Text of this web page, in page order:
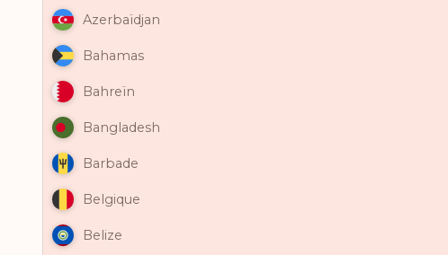
Azerbaïdjan
Bahamas
Bahreïn
Bangladesh
Barbade
Belgique
Belize